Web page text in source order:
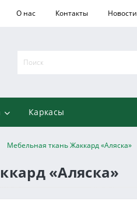
О нас Контакты Новости
Каркасы
Мебельная ткань Жаккард «Аляска»
«Аляска»